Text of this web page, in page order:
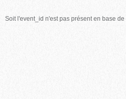
Soit l'event_id n'est pas présent en base